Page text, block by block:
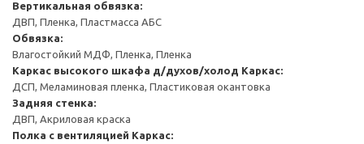
Вертикальная обвязка:
ДВП, Пленка, Пластмасса АБС
Обвязка:
Влагостойкий МДФ, Пленка, Пленка
Каркас высокого шкафа д/духов/холод Каркас:
ДСП, Меламиновая пленка, Пластиковая окантовка
Задняя стенка:
ДВП, Акриловая краска
Полка с вентиляцией Каркас: